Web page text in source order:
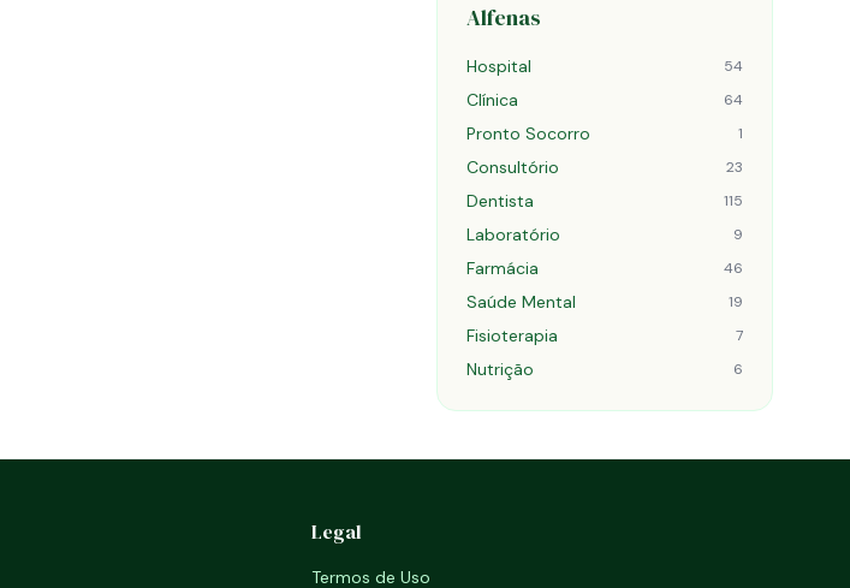
Alfenas
Hospital 54
Clínica 64
Pronto Socorro 1
Consultório 23
Dentista 115
Laboratório 9
Farmácia 46
Saúde Mental 19
Fisioterapia 7
Nutrição 6
Legal
Termos de Uso